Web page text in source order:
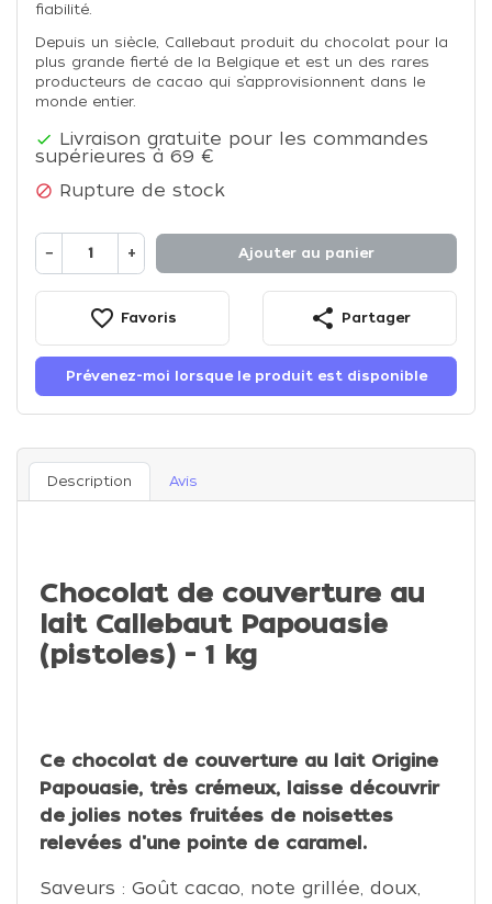
fiabilité.
Depuis un siècle, Callebaut produit du chocolat pour la
plus grande fierté de la Belgique et est un des rares
producteurs de cacao qui s’approvisionnent dans le
monde entier.
 Livraison gratuite pour les commandes
supérieures à 69 €
 Rupture de stock
− + Ajouter au panier
favorite_border Favoris share Partager
Prévenez-moi lorsque le produit est disponible
Description Avis
Chocolat de couverture au
lait Callebaut Papouasie
(pistoles) - 1 kg
Ce chocolat de couverture au lait Origine
Papouasie, très crémeux, laisse découvrir
de jolies notes fruitées de noisettes
relevées d'une pointe de caramel.
Saveurs : Goût cacao, note grillée, doux,